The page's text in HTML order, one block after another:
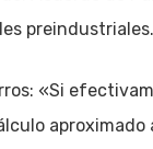
preindustriales.
«Si